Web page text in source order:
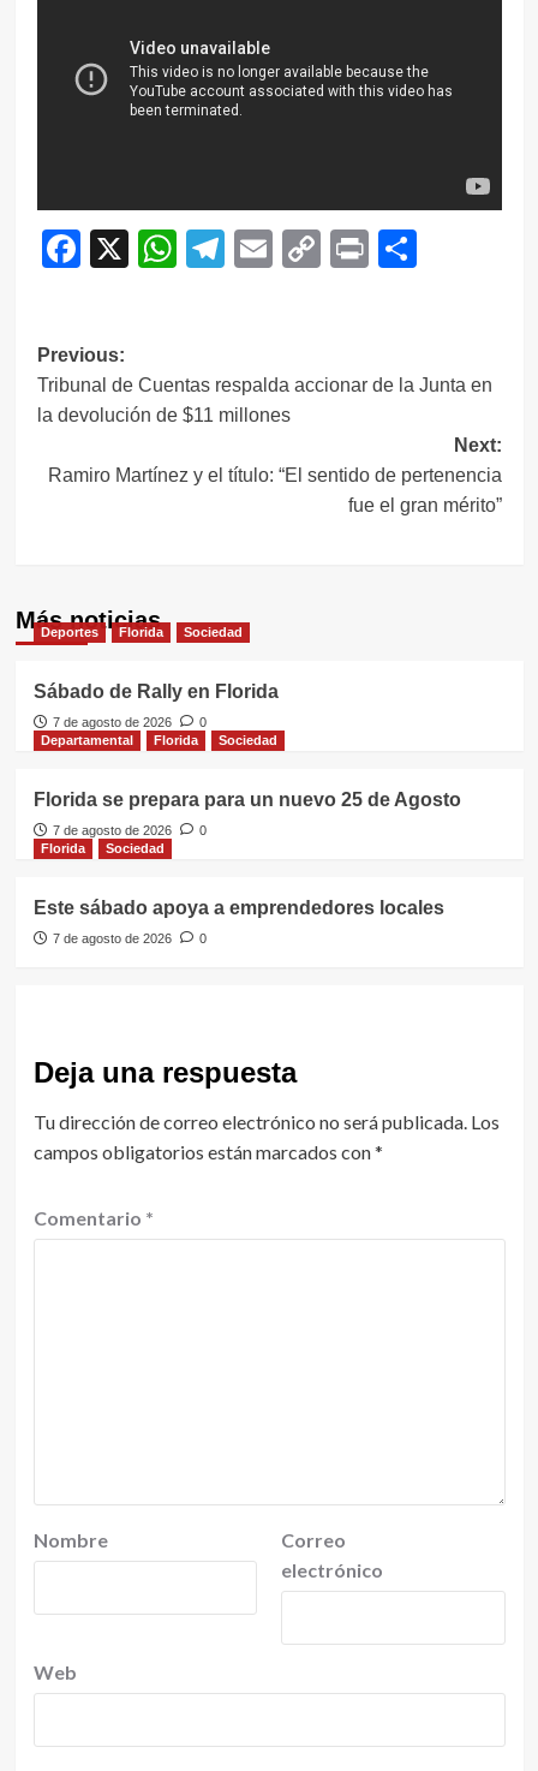
Facebook
X WhatsApp
Telegram
EmailCopy
Print
Navegación
de
Previous:
Tribunal de Cuentas respalda accionar de la Junta en
la devolución de $11 millones
Next:
Ramiro Martínez y el título: “El sentido de pertenencia
fue el gran mérito”
Más noticias
Deportes Florida Sociedad
Sábado de Rally en Florida
7 de agosto de 2026
0
Departamental
Florida Sociedad
Florida se prepara para un nuevo 25 de Agosto
7 de agosto de 2026
0
Florida
Sociedad
Este sábado apoya a emprendedores locales
7 de agosto de 2026 0
Deja una respuesta
Tu dirección de correo electrónico no será publicada. Los
campos obligatorios están marcados con*
Comentario *
Nombre
Correo
electrónico
Web